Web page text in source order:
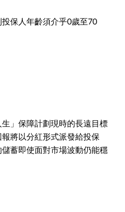
保人年齡須介乎0歲至70
」保障計劃現時的長遠目標
將以分紅形式派發給投保
蓄即使面對市場波動仍能穩